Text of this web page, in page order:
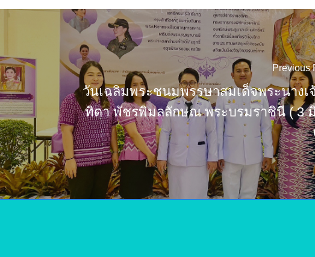
Previous
วันเฉลิมพระชนมพรรษาสมเด็จพระนางเ
ทิดา พัชรพิมลลักษณ พระบรมราชินี ( 3